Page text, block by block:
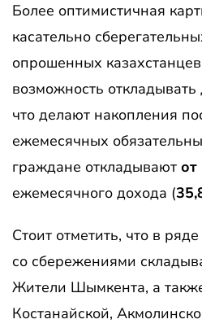
Более оптимистичная
касательно
опрошенных
возможность откладывать
что делают накопления
ежемесячных
граждане откладывают от
ежемесячного дохода (
Стоит отметить, что в
со сбережениями
Жители Шымкента, а
Костанайской,